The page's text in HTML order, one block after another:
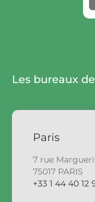
Les bureaux
Paris
7 rue
75017 PARIS
+33 1 44 40 12